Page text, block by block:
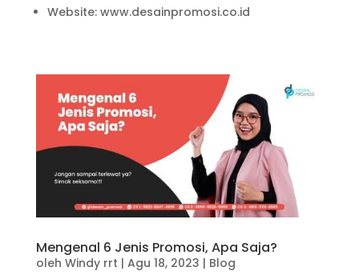
Website: www.desainpromosi.co.id
Mengenal 6 Jenis Promosi, Apa Saja?
oleh Windy rrt | Agu 18, 2023 | Blog